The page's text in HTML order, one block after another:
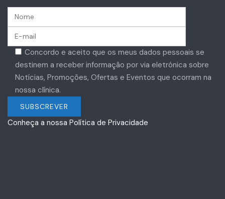
Concordo e aceito que os meus dados pessoais se
destinem a receber informação por via eletrónica sobre
Notícias, Promoções, Ofertas e Eventos que ocorram na
nossa clínica.
Conheça a nossa Política de Privacidade